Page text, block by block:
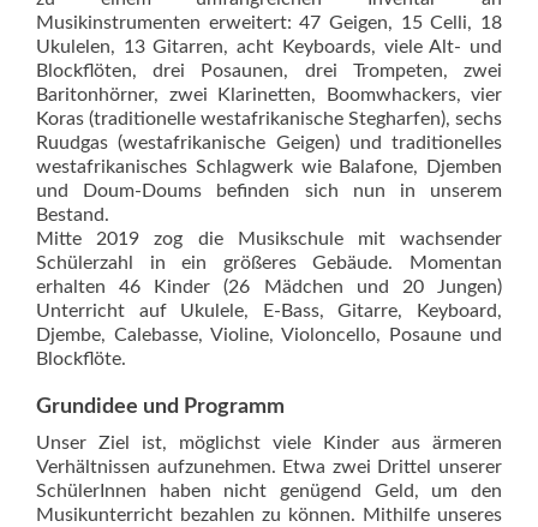
Musikinstrumenten erweitert: 47 Geigen, 15 Celli, 18
Ukulelen, 13 Gitarren, acht Keyboards, viele Alt- und
Blockflöten, drei Posaunen, drei Trompeten, zwei
Baritonhörner, zwei Klarinetten, Boomwhackers, vier
Koras (traditionelle westafrikanische Stegharfen), sechs
Ruudgas (westafrikanische Geigen) und traditionelles
westafrikanisches Schlagwerk wie Balafone, Djemben
und Doum-Doums befinden sich nun in unserem
Bestand.
Mitte 2019 zog die Musikschule mit wachsender
Schülerzahl in ein größeres Gebäude. Momentan
erhalten 46 Kinder (26 Mädchen und 20 Jungen)
Unterricht auf Ukulele, E-Bass, Gitarre, Keyboard,
Djembe, Calebasse, Violine, Violoncello, Posaune und
Blockflöte.
Grundidee und Programm
Unser Ziel ist, möglichst viele Kinder aus ärmeren
Verhältnissen aufzunehmen. Etwa zwei Drittel unserer
SchülerInnen haben nicht genügend Geld, um den
Musikunterricht bezahlen zu können. Mithilfe unseres